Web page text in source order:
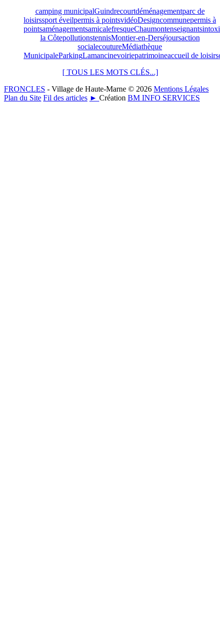
camping municipalGuindrecourtdéménagementparc de
loisirssport éveilpermis à pointsvidéoDesigncommunepermis à
pointsaménagementsamicalefresqueChaumontenseignants
la CôtepollutionstennisMontier-en-Derséjoursaction
socialecoutureMédiathèque
MunicipaleParkingLamancinevoiriepatrimoineaccueil de loisirs
[ TOUS LES MOTS CLÉS...]
FRONCLES - Village de Haute-Marne © 2026 Mentions Légales
Plan du Site Fil des articles ► Création BM INFO SERVICES